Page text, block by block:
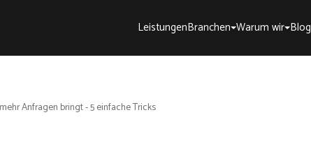
LeistungenBranchen Warum wir Blog
Anfragen bringt - 5 einfache Tricks